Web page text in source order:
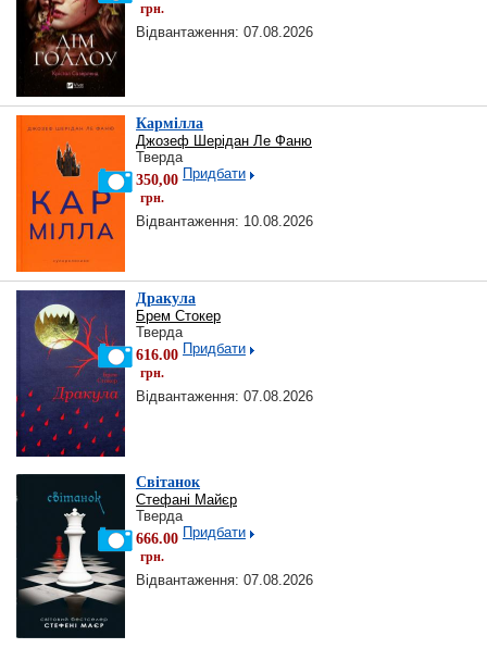
грн.
Відвантаження: 07.08.2026
Кармілла
Джозеф Шерідан Ле Фаню
Тверда
350,00
грн.
Придбати
Відвантаження: 10.08.2026
Дракула
Брем Стокер
Тверда
616.00
грн.
Придбати
Відвантаження: 07.08.2026
Світанок
Стефані Майєр
Тверда
666.00
грн.
Придбати
Відвантаження: 07.08.2026